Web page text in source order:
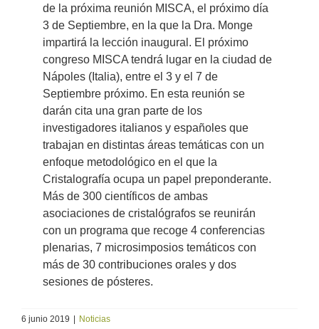
de la próxima reunión MISCA, el próximo día
3 de Septiembre, en la que la Dra. Monge
impartirá la lección inaugural. El próximo
congreso MISCA tendrá lugar en la ciudad de
Nápoles (Italia), entre el 3 y el 7 de
Septiembre próximo. En esta reunión se
darán cita una gran parte de los
investigadores italianos y españoles que
trabajan en distintas áreas temáticas con un
enfoque metodológico en el que la
Cristalografía ocupa un papel preponderante.
Más de 300 científicos de ambas
asociaciones de cristalógrafos se reunirán
con un programa que recoge 4 conferencias
plenarias, 7 microsimposios temáticos con
más de 30 contribuciones orales y dos
sesiones de pósteres.
6 junio 2019 Noticias